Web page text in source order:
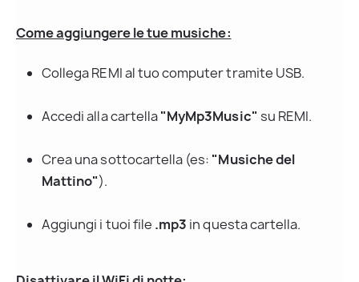
Come aggiungere le tue musiche:
Collega REMI al tuo computer tramite USB.
Accedi alla cartella "MyMp3Music" su REMI.
Crea una sottocartella (es: "Musiche del
Mattino").
Aggiungi i tuoi file .mp3 in questa cartella.